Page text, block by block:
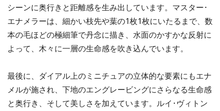
シーンに奥行きと距離感を生み出しています。マスター･
エナメラーは、細かい枝先や葉の1枚1枚にいたるまで、数
本の毛ほどの極細筆で丹念に描き、水面のかすかな反射に
よって、木々に一層の生命感を吹き込んでいます。
最後に、ダイアル上のミニチュアの立体的な要素にもエナ
メルが施され、下地のエングレービングにさらなる生命感
と奥行き、そして美しさを加えています。ルイ･ヴィトン